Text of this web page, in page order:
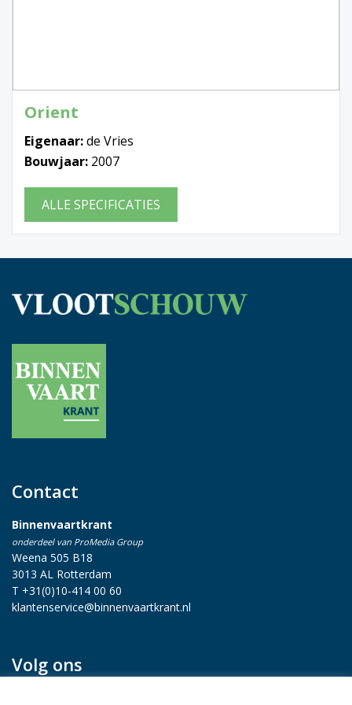
Orient
Eigenaar:de Vries
Bouwjaar: 2007
ALLE SPECIFICATIES
Contact
Binnenvaartkrant
onderdeel van ProMedia Group
Weena 505 B18
3013 AL Rotterdam
T +31(0)10-414 00 60
klantenservice@binnenvaartkrant.nl
Volg ons